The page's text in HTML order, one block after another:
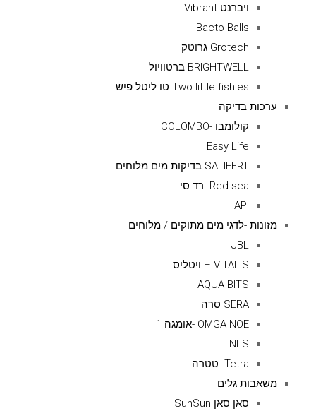
ויברנט Vibrant
Bacto Balls
Grotech גרוטק
BRIGHTWELL ברטוויול
Two little fishies טו ליטל פיש
ערכות בדיקה
קולומבו -COLOMBO
Easy Life
SALIFERT בדיקות מים מלוחים
Red-sea -רד סי
API
מזונות -לדגי מים מתוקים / מלוחים
JBL
VITALIS – ויטליס
AQUA BITS
SERA סרה
OMGA NOE -אומגה 1
NLS
Tetra -טטרה
משאבות גלים
סאן סאן SunSun